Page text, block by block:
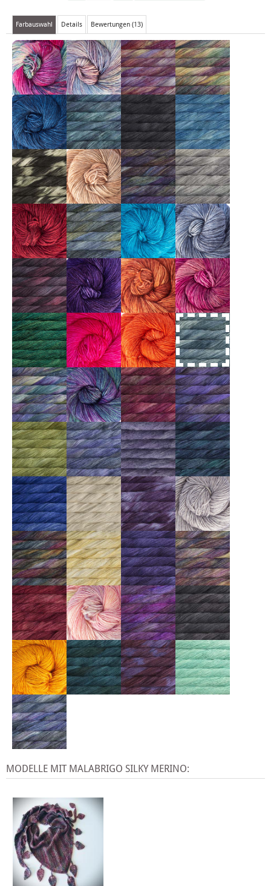
Farbauswahl Details Bewertungen (13)
MODELLE MIT MALABRIGO SILKY MERINO: